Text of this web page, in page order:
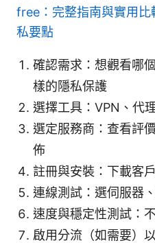
free：完整指南與實用
私要點
確認需求：想觀看哪
樣的隱私保護
選擇工具：VPN、代
選定服務商：查看評
佈
註冊與安裝：下載客
連線測試：選伺服器
速度與穩定性測試：
啟用分流（如需要）